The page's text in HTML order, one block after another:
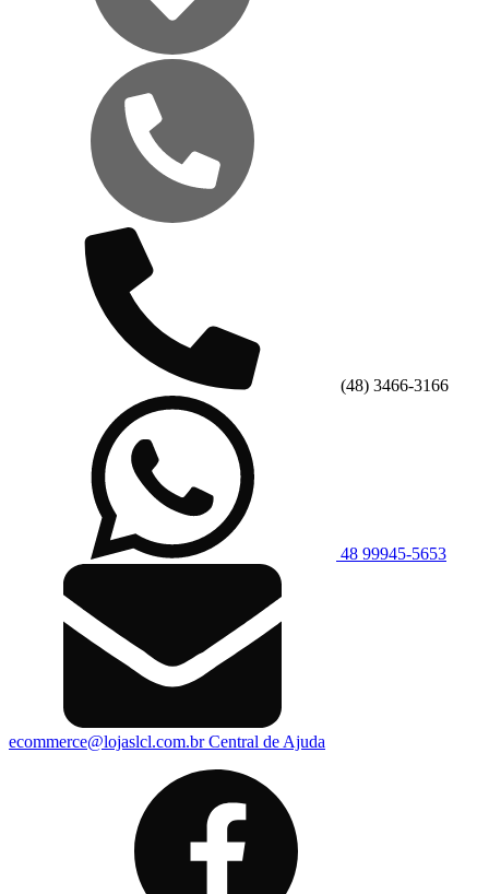
(48) 3466-3166
48 99945-5653
ecommerce@lojaslcl.com.brCentral de Ajuda